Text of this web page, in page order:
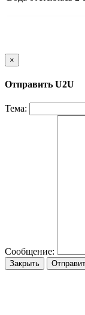
×
Отправить U2U
Тема:
Сообщение:
Закрыть